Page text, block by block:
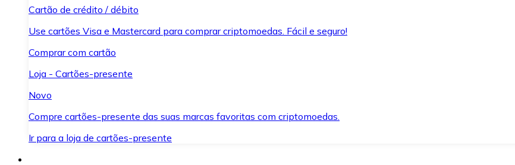
Cartão de crédito / débito
Use cartões Visa e Mastercard para comprar criptomoedas. Fácil e seguro!
Comprar com cartão
Loja - Cartões-presente
Novo
Compre cartões-presente das suas marcas favoritas com criptomoedas.
Ir para a loja de cartões-presente